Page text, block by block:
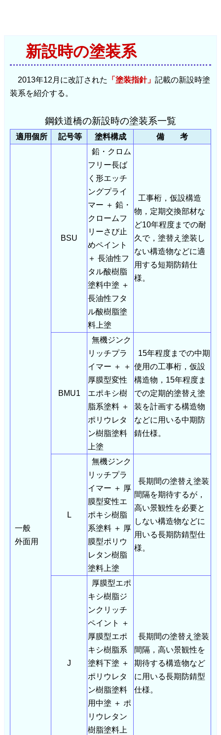
新設時の塗装系
2013年12月に改訂された 「塗装指針」 記載の新設時塗
装系を紹介する。
鋼鉄道橋の新設時の塗装系一覧
適用個所 記号等 塗料構成 備 考
一般
外面用
BSU
鉛・クロム
フリー長ば
く形エッチ
ングプライ
マー ＋ 鉛・
クロームフ
リーさび止
めペイント
＋ 長油性フ
タル酸樹脂
塗料中塗 ＋
長油性フタ
ル酸樹脂塗
料上塗
工事桁，仮設構造
物，定期交換部材な
ど10年程度までの耐
久で，塗替え塗装し
ない構造物などに適
用する短期防錆仕
様。
BMU1
無機ジンク
リッチプラ
イマー ＋ ＋
厚膜型変性
エポキシ樹
脂系塗料 ＋
ポリウレタ
ン樹脂塗料
上塗
15年程度までの中期
使用の工事桁，仮設
構造物，15年程度ま
での定期的塗替え塗
装を計画する構造物
などに用いる中期防
錆仕様。
L
無機ジンク
リッチプラ
イマー ＋ 厚
膜型変性エ
ポキシ樹脂
系塗料 ＋ 厚
膜型ポリウ
レタン樹脂
塗料上塗
長期間の塗替え塗装
間隔を期待するが，
高い景観性を必要と
しない構造物などに
用いる長期防錆型仕
様。
J
厚膜型エポ
キシ樹脂ジ
ンクリッチ
ペイント ＋
厚膜型エポ
キシ樹脂系
塗料下塗 ＋
ポリウレタ
ン樹脂塗料
用中塗 ＋ ポ
リウレタン
樹脂塗料上
長期間の塗替え塗装
間隔，高い景観性を
期待する構造物など
に用いる長期防錆型
仕様。